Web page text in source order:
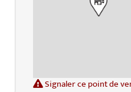
Signaler ce point de